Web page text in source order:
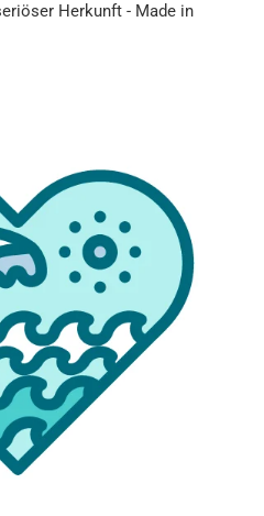
Herkunft - Made in